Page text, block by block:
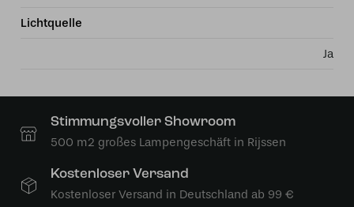
Lichtquelle
Ja
Stimmungsvoller Showroom
500 m2 großes Lampengeschäft in Rijssen
Kostenloser Versand
Kostenloser Versand in Deutschland ab 99 €